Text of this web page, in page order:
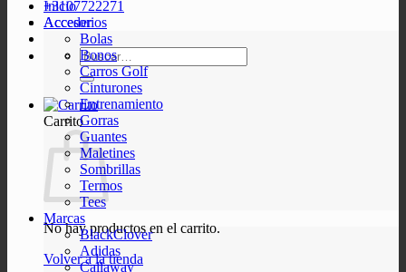
+3107722271
Acceder
Buscar
por:
Carrito
No hay productos en el carrito.
Volver a la tienda
Inicio
Accesorios
Bolas
Bonos
Carros Golf
Cinturones
Entrenamiento
Gorras
Guantes
Maletines
Sombrillas
Termos
Tees
Marcas
BlackClover
Adidas
Callaway